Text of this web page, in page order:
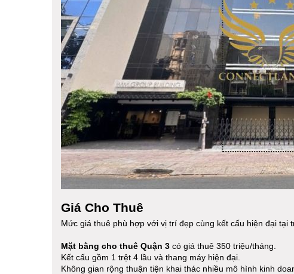
Giá Cho Thuê
Mức giá thuê phù hợp với vị trí đẹp cùng kết cấu hiện đại tại
Mặt bằng cho thuê Quận 3 có giá thuê 350 triệu/tháng.
Kết cấu gồm 1 trệt 4 lầu và thang máy hiện đại.
Không gian rộng thuận tiện khai thác nhiều mô hình kinh